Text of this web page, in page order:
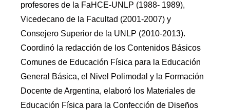
profesores de la FaHCE-UNLP (1988- 1989),
Vicedecano de la Facultad (2001-2007) y
Consejero Superior de la UNLP (2010-2013).
Coordinó la redacción de los Contenidos Básicos
Comunes de Educación Física para la Educación
General Básica, el Nivel Polimodal y la Formación
Docente de Argentina, elaboró los Materiales de
Educación Física para la Confección de Diseños